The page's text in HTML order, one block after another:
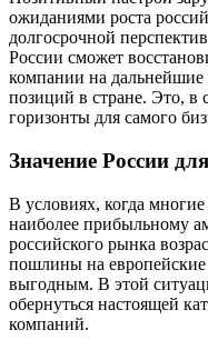
ожиданиями роста
долгосрочной
России сможет
компании на
позиций в стране. Это, в
горизонты для самого
Значение России
В условиях, когда
наиболее прибыльному
российского рынка
пошлины на европейские
выгодным. В этой
обернуться настоящей
компаний.